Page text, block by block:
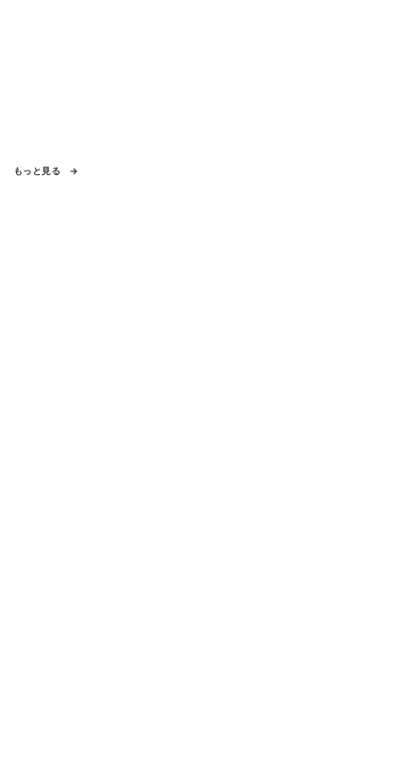
もっと見る